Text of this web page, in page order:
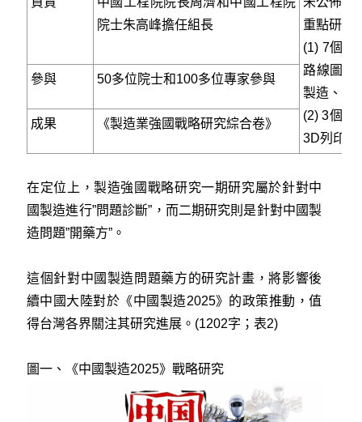
院士朱高峰擔任組長
重點研究
(1) 7個課
路線圖、
製造、製
(2) 3個專
3D列印、
參與 50多位院士和100多位專家參與
成果 《製造業強國戰略研究綜合卷》
在定位上，製造強國戰略研究一期研究屬於針對中
國製造進行”問題診斷”，而二期研究則是針對中國製
造問題”開藥方”。
這個針對中國製造問題藥方的研究計畫，將影響後
續中國大陸對於《中國製造2025》的政策推動，值
得台灣各界關注其研究進展。(1202字；表2)
圖一、 《中國製造2025》 戰略研究